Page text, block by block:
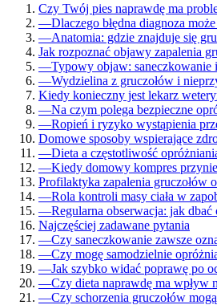
Czy Twój pies naprawdę ma
—Dlaczego błędna diagnoza
—Anatomia: gdzie znajduje się
Jak rozpoznać objawy zapalenia
—Typowy objaw: saneczkowanie
—Wydzielina z gruczołów i
Kiedy konieczny jest lekarz
—Na czym polega bezpieczne
—Ropień i ryzyko wystąpienia
Domowe sposoby wspierające
—Dieta a częstotliwość
—Kiedy domowy kompres
Profilaktyka zapalenia gruczołów
—Rola kontroli masy ciała w
—Regularna obserwacja: jak
Najczęściej zadawane pytania
—Czy saneczkowanie zawsze
—Czy mogę samodzielnie
—Jak szybko widać poprawę po
—Czy dieta naprawdę ma wpływ
—Czy schorzenia gruczołów